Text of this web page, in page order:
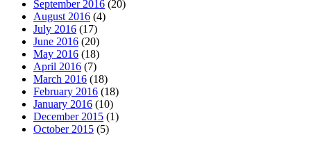
September 2016 (20)
August 2016 (4)
July 2016 (17)
June 2016 (20)
May 2016 (18)
April 2016 (7)
March 2016 (18)
February 2016 (18)
January 2016 (10)
December 2015 (1)
October 2015 (5)